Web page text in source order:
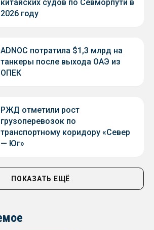
китайских судов по Севморпути в
2026 году
ADNOC потратила $1,3 млрд на
танкеры после выхода ОАЭ из
ОПЕК
РЖД отметили рост
грузоперевозок по
транспортному коридору «Север
— Юг»
ПОКАЗАТЬ ЕЩЁ